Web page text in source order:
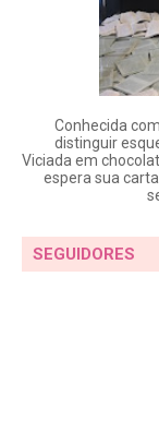
Conhecida
distinguir
Viciada em
espera sua
SEGUIDORES